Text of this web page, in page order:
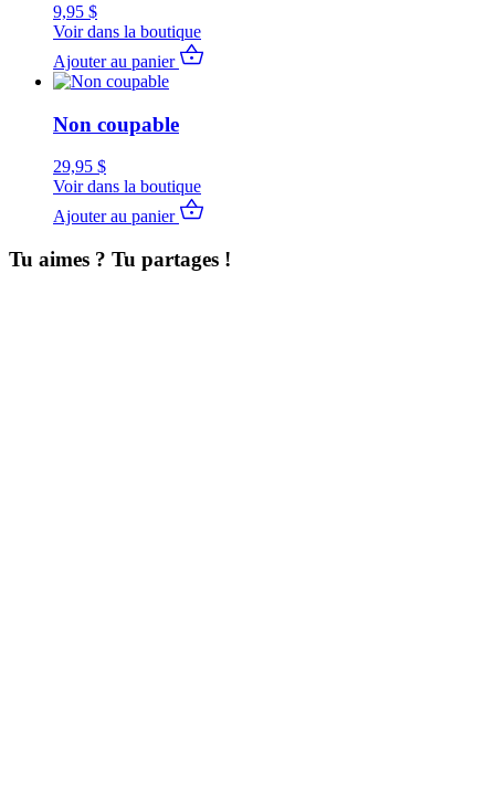
9,95 $
Voir dans la boutique
Ajouter au panier
Non coupable
29,95 $
Voir dans la boutique
Ajouter au panier
Tu aimes ? Tu partages !